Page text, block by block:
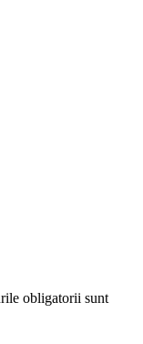
obligatorii sunt